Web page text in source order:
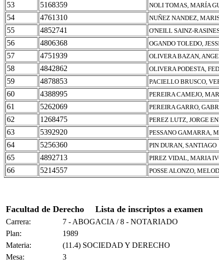
53 5168359 NOLI TOMAS, MARÍA
54 4761310 NUÑEZ NANDEZ,
55 4852741 O'NEILL SAINZ-
56 4806368 OGANDO TOLEDO,
57 4751939 OLIVERA BAZAN,
58 4842862 OLIVERA PODESTA,
59 4878853 PACIELLO BRUSCO,
60 4388995 PEREIRA CAMEJO,
61 5262069 PEREIRA GARRO,
62 1268475 PEREZ LUTZ, JORGE
63 5392920 PESSANO GAMARRA,
64 5256360 PIN DURAN, SANTIAGO
65 4892713 PIREZ VIDAL, MARIA
66 5214557 POSSE ALONZO,
Facultad de Derecho Lista de inscriptos a examen
Carrera:
7 - ABOGACIA / 8 - NOTARIADO
Plan:
1989
Materia:
(11.4) SOCIEDAD Y DERECHO
Mesa:
3